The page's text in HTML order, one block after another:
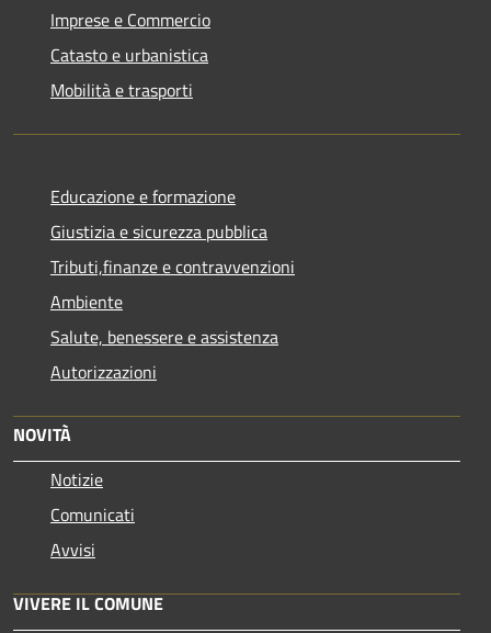
Imprese e Commercio
Catasto e urbanistica
Mobilità e trasporti
Educazione e formazione
Giustizia e sicurezza pubblica
Tributi,finanze e contravvenzioni
Ambiente
Salute, benessere e assistenza
Autorizzazioni
NOVITÀ
Notizie
Comunicati
Avvisi
VIVERE IL COMUNE